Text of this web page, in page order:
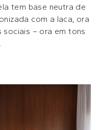
tem base neutra de
com a laca, ora
sociais – ora em tons